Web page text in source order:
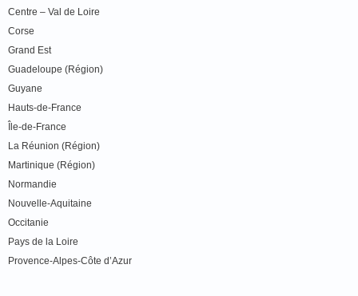
Centre – Val de Loire
Corse
Grand Est
Guadeloupe (Région)
Guyane
Hauts-de-France
Île-de-France
La Réunion (Région)
Martinique (Région)
Normandie
Nouvelle-Aquitaine
Occitanie
Pays de la Loire
Provence-Alpes-Côte d’Azur